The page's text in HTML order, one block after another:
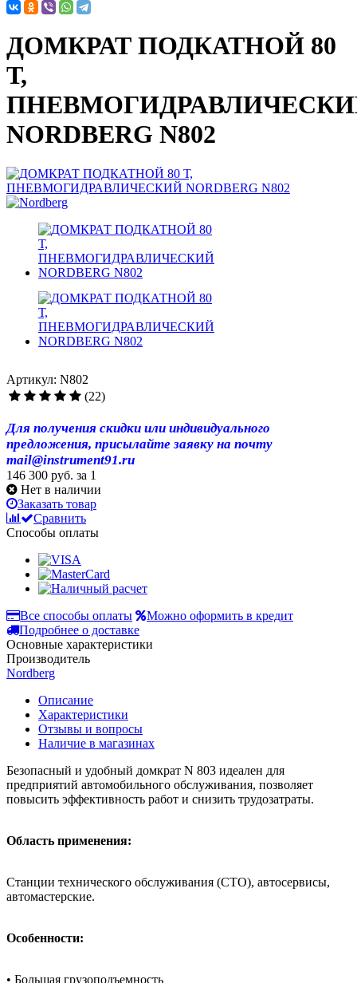
ДОМКРАТ ПОДКАТНОЙ 80
Т,
NORDBERG N802
Артикул: N802
(22)
Для получения скидки или индивидуального
предложения, присылайте заявку на почту
mail@instrument91.ru
146 300 руб. за 1
Нет в наличии
Заказать товар
Сравнить
Способы оплаты
Все способы оплаты
Можно оформить в кредит
Подробнее о доставке
Основные характеристики
Производитель
Nordberg
Описание
Характеристики
Отзывы и вопросы
Наличие в магазинах
Безопасный и удобный домкрат N 803 идеален для
предприятий автомобильного обслуживания, позволяет
повысить эффективность работ и снизить трудозатраты.
Область применения:
Станции технического обслуживания (СТО), автосервисы,
автомастерские.
Особенности:
• Большая грузоподъемность